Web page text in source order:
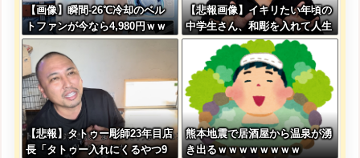
【画像】瞬間-26℃冷却のベル
トファンが今なら4,980円ｗｗ
ｗｗｗｗ
【悲報画像】イキリたい年頃の
中学生さん、和彫を入れて人生
終了へ←これw w w w w w
【悲報】タトゥー彫師23年目店
長「タトゥー入れにくるやつ9
熊本地震で居酒屋から温泉が湧
き出るｗｗｗｗｗｗｗｗ